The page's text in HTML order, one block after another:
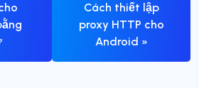
Cách thiết lập
proxy HTTP cho
Android »